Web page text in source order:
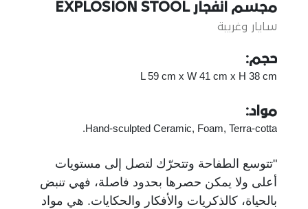
مجسم انفجار EXPLOSION STOOL
سايار وغريبة
حجم:
L 59 cm x W 41 cm x H 38 cm
مواد:
Hand-sculpted Ceramic, Foam, Terra-cotta.
"تتوسع الطفاحة وتتحرّك لتصل إلى مستويات
أعلى ولا يمكن حصرها بحدود فاصلة، فهي تنبض
بالحياة، كالذكريات والأفكار والحكايات. هي مواد